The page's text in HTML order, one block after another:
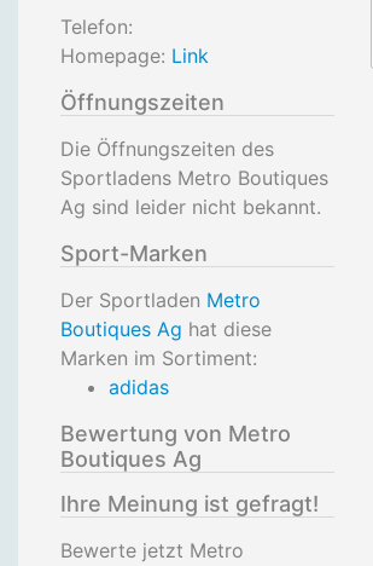
Telefon:
Homepage: Link
Öffnungszeiten
Die Öffnungszeiten des
Sportladens Metro Boutiques
Ag sind leider nicht bekannt.
Sport-Marken
Der Sportladen Metro
Boutiques Ag hat diese
Marken im Sortiment:
adidas
Bewertung von Metro
Boutiques Ag
Ihre Meinung ist gefragt!
Bewerte jetzt Metro